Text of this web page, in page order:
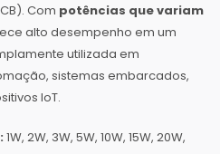
Com potências que variam
alto desempenho em um
utilizada em
sistemas embarcados,
IoT.
1W, 2W, 3W, 5W, 10W, 15W, 20W,